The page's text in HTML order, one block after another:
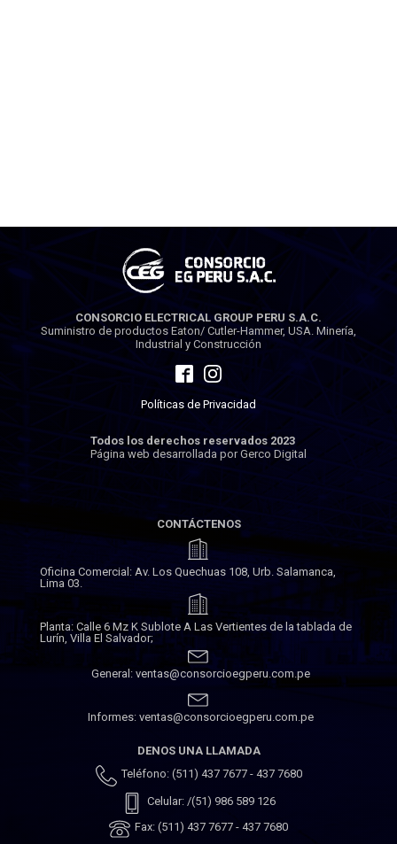
CONSORCIO ELECTRICAL GROUP PERU S.A.C.
Suministro de productos Eaton/ Cutler-Hammer, USA. Minería,
Industrial y Construcción
Políticas de Privacidad
Todos los derechos reservados 2023
Página web desarrollada por Gerco Digital
CONTÁCTENOS
Oficina Comercial: Av. Los Quechuas 108, Urb. Salamanca,
Lima 03.
Planta: Calle 6 Mz K Sublote A Las Vertientes de la tablada de
Lurín, Villa El Salvador;
General: ventas@consorcioegperu.com.pe
Informes: ventas@consorcioegperu.com.pe
DENOS UNA LLAMADA
Teléfono: (511) 437 7677 - 437 7680
Celular: /(51) 986 589 126
Fax: (511) 437 7677 - 437 7680